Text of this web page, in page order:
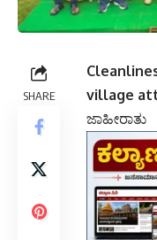
SHARE
village
ಜಾಹೀರಾತು